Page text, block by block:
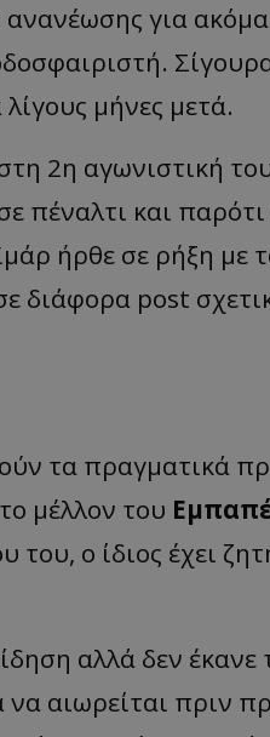
για
μήνες μετά.
2η αγωνιστική
πέναλτι και
ήρθε σε ρήξη με
διάφορα post
τα πραγματικά
μέλλον του
ο ίδιος έχει
αλλά δεν έκανε
να αιωρείται πριν